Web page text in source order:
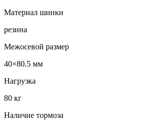
Материал шинки
резина
Межосевой размер
40×80.5 мм
Нагрузка
80 кг
Наличие тормоза